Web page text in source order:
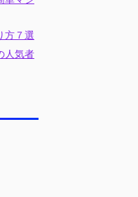
方７選
人気者